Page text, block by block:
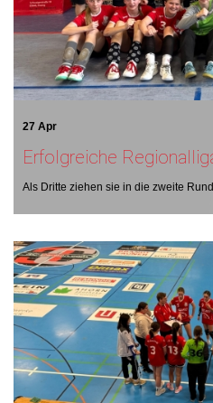
27 Apr
Erfolgreiche
Als Dritte ziehen sie in die zweite